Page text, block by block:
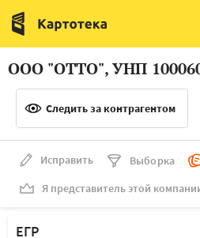
Италия
Люксембург
Нидерланды
ООО "ОТТО", УНП
Следить за контрагентом
Исправить Выборка
Я представитель этой
ЕГР